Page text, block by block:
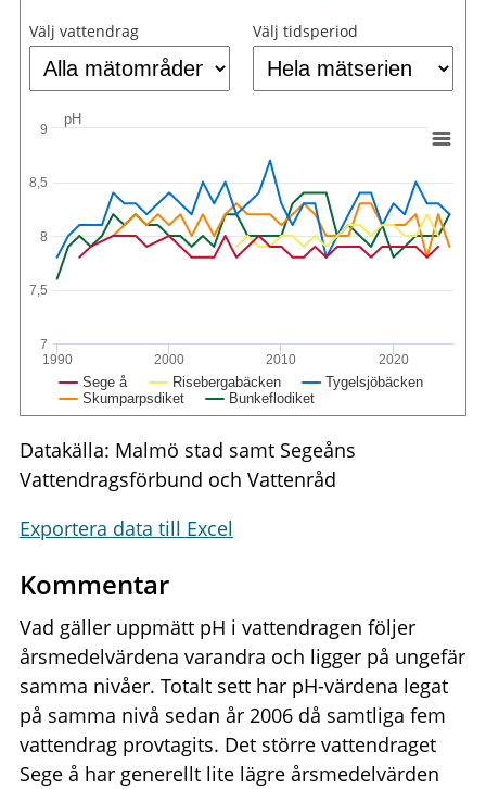
Välj vattendrag Välj tidsperiod
pH
Sege å Risebergabäcken
Tygelsjöbäcken
Skumparpsdiket
Bunkeflodiket
1990 2000 2010 2020
7
7,5
8
8,5
9
Datakälla: Malmö stad samt Segeåns
Vattendragsförbund och Vattenråd
Exportera data till Excel
Kommentar
Vad gäller uppmätt pH i vattendragen följer
årsmedelvärdena varandra och ligger på ungefär
samma nivåer. Totalt sett har pH-värdena legat
på samma nivå sedan år 2006 då samtliga fem
vattendrag provtagits. Det större vattendraget
Sege å har generellt lite lägre årsmedelvärden